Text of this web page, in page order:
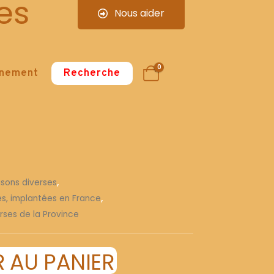
Nous aider
Recherche 0
diverses,
implantées en France,
de la Province
AU PANIER